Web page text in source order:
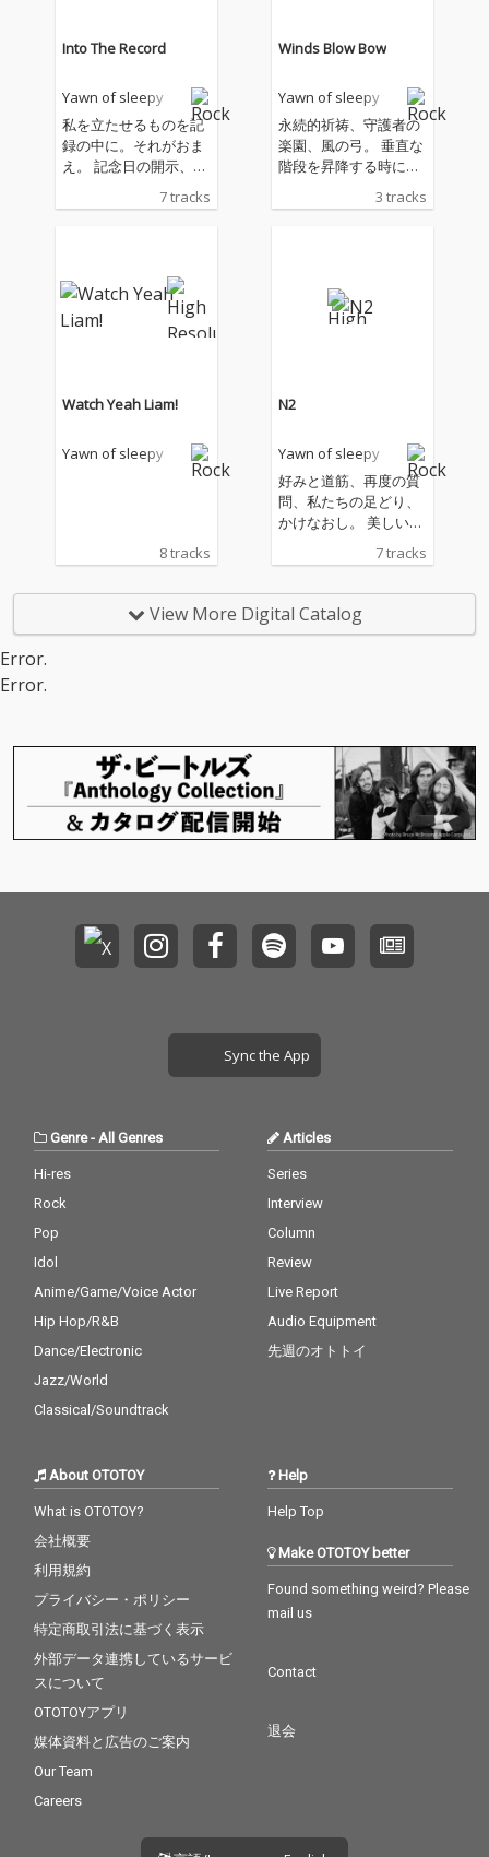
Into The Record
Yawn of sleepy
私を立たせるものを記
録の中に。それがおま
え。 記念日の開示、2
線の上で消えない光。
雨の雲も過ぎて。
7 tracks
Winds Blow Bow
Yawn of sleepy
永続的祈祷、守護者の
楽園、風の弓。 垂直な
階段を昇降する時に思
3 tracks
Watch Yeah Liam!
Yawn of sleepy
8 tracks
N2
Yawn of sleepy
好みと道筋、再度の質
問、私たちの足どり、
かけなおし。 美しい輝
きと追及。個と孤の場
合の独奏と独創。日常
7 tracks
View More Digital Catalog
Error.
Error.
Sync the App
Genre-All Genres
Hi-res
Rock
Pop
Idol
Anime/Game/Voice Actor
Hip Hop/R&B
Dance/Electronic
Jazz/World
Classical/Soundtrack
Articles
Series
Interview
Column
Review
Live Report
Audio Equipment
先週のオトトイ
About OTOTOY
What is OTOTOY?
会社概要
利用規約
プライバシー・ポリシー
特定商取引法に基づく表示
外部データ連携しているサービ
スについて
OTOTOYアプリ
媒体資料と広告のご案内
Our Team
Careers
Help
Help Top
Make OTOTOY better
Found something weird? Please
mail us
Contact
退会